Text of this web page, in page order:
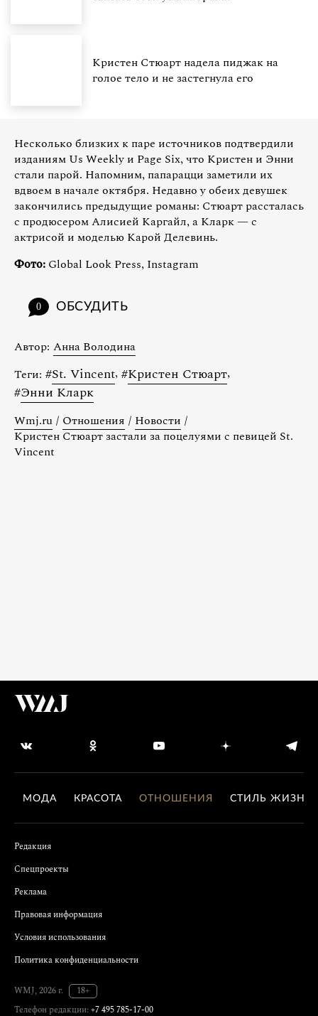
Кристен Стюарт надела пиджак на
голое тело и не застегнула его
Несколько близких к паре источников подтвердили
изданиям Us Weekly и Page Six, что Кристен и Энни
стали парой. Напомним, папарацци заметили их
вдвоем в начале октября. Недавно у обеих девушек
закончились предыдущие романы: Стюарт рассталась
с продюсером Алисией Каргайл, а Кларк — с
актрисой и моделью Карой Делевинь.
Фото: Global Look Press, Instagram
0 ОБСУДИТЬ
Автор: Анна Володина
Теги: #St. Vincent, #Кристен Стюарт,
#Энни Кларк
Wmj.ru / Отношения / Новости /
Кристен Стюарт застали за поцелуями с певицей St.
Vincent
МОДА КРАСОТА ОТНОШЕНИЯ СТИЛЬ ЖИЗНИ
Редакция
Спецпроекты
Реклама
Правовая информация
Условия использования
Политика конфиденциальности
WMJ, 2026 г.
18+
Телефон редакции: +7 495 785-17-00